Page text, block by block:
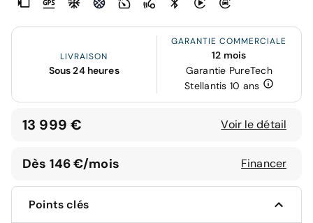
LIVRAISON
Sous 24 heures
GARANTIE COMMERCIALE
12 mois
Garantie PureTech
Stellantis 10 ans
13 999 € Voir le détail
Dès 146 €/mois Financer
Points clés